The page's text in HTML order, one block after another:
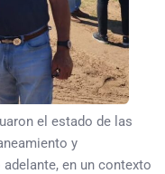
el estado de las
y
en un contexto